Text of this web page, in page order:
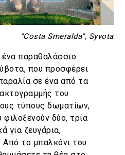
ένα παραθαλάσσιο
που προσφέρει
σε ένα από τα
του
τύπους δωματίων,
δύο, τρία
για ζευγάρια,
Από το μπαλκόνι του
"Costa Smeralda", Syvota